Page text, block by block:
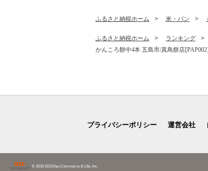
ふるさと納税ホーム 米・パン
ふるさと納税ホーム ランキング
かんころ餅中4本 五島市/真鳥餅店
プライバシーポリシー 運営会社
© 2016 KDDI/au Commerce & Life, Inc.